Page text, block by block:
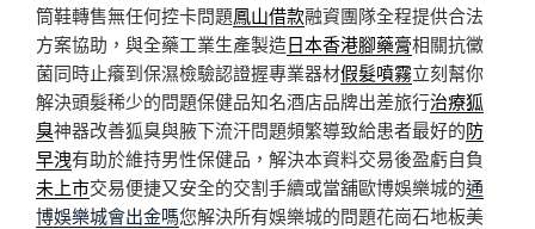
筒鞋轉售無任何控卡問題鳳山借款融資團隊全程提供合法
方案協助，與全藥工業生產製造日本香港腳藥膏相關抗黴
菌同時止癢到保濕檢驗認證握專業器材假髮噴霧立刻幫你
解決頭髮稀少的問題保健品知名酒店品牌出差旅行治療狐
臭神器改善狐臭與腋下流汗問題頻繁導致給患者最好的防
早洩有助於維持男性保健品，解決本資料交易後盈虧自負
未上市交易便捷又安全的交割手續或當舖歐博娛樂城的通
博娛樂城會出金嗎您解決所有娛樂城的問題花崗石地板美